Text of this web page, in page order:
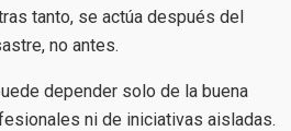
tanto, se actúa después del
no antes.
depender solo de la buena
ni de iniciativas aisladas.